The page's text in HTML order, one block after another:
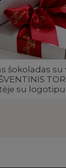
šokoladas su
su logotipu